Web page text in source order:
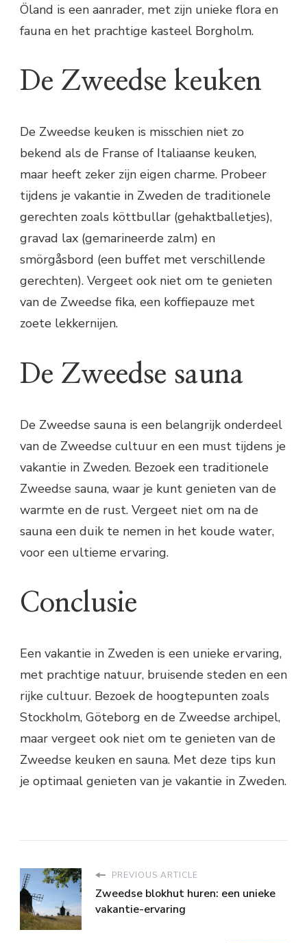
Öland is een aanrader, met zijn unieke flora en
fauna en het prachtige kasteel Borgholm.
De Zweedse keuken
De Zweedse keuken is misschien niet zo
bekend als de Franse of Italiaanse keuken,
maar heeft zeker zijn eigen charme. Probeer
tijdens je vakantie in Zweden de traditionele
gerechten zoals köttbullar (gehaktballetjes),
gravad lax (gemarineerde zalm) en
smörgåsbord (een buffet met verschillende
gerechten). Vergeet ook niet om te genieten
van de Zweedse fika, een koffiepauze met
zoete lekkernijen.
De Zweedse sauna
De Zweedse sauna is een belangrijk onderdeel
van de Zweedse cultuur en een must tijdens je
vakantie in Zweden. Bezoek een traditionele
Zweedse sauna, waar je kunt genieten van de
warmte en de rust. Vergeet niet om na de
sauna een duik te nemen in het koude water,
voor een ultieme ervaring.
Conclusie
Een vakantie in Zweden is een unieke ervaring,
met prachtige natuur, bruisende steden en een
rijke cultuur. Bezoek de hoogtepunten zoals
Stockholm, Göteborg en de Zweedse archipel,
maar vergeet ook niet om te genieten van de
Zweedse keuken en sauna. Met deze tips kun
je optimaal genieten van je vakantie in Zweden.
PREVIOUS ARTICLE
Zweedse blokhut huren: een unieke
vakantie-ervaring